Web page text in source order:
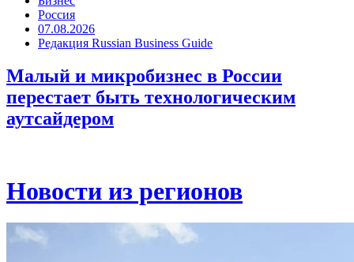
Россия
07.08.2026
Редакция Russian Business Guide
Малый и микробизнес в России
перестает быть технологическим
аутсайдером
Новости из регионов